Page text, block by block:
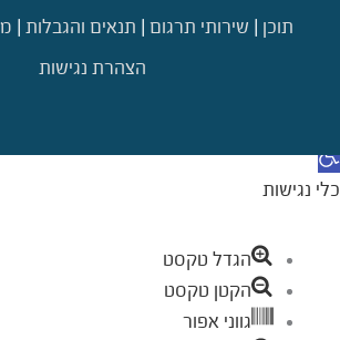
תוכן
שירותי תרגום תנאים והגבלות
הצהרת נגישות
פתח סרגל נגישות
כלי נגישות
הגדל טקסט
הקטן טקסט
גווני אפור